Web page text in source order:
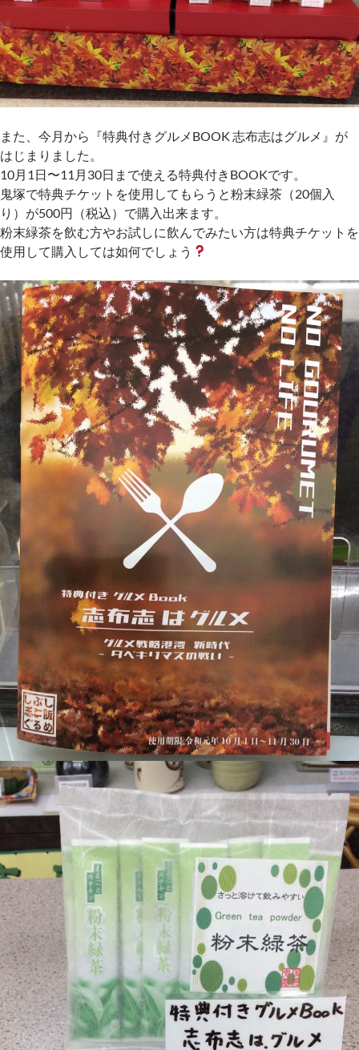
また、今月から『特典付きグルメBOOK 志布志はグルメ』が
はじまりました。
10月1日〜11月30日まで使える特典付きBOOKです。
鬼塚で特典チケットを使用してもらうと粉末緑茶（20個入
り）が500円（税込）で購入出来ます。
粉末緑茶を飲む方やお試しに飲んでみたい方は特典チケットを
使用して購入しては如何でしょう